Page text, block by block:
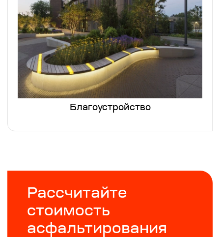
Благоустройство
Рассчитайте
стоимость
асфальтирования